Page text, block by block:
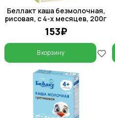
Беллакт каша безмолочная,
рисовая, с 4-х месяцев, 200г
153₽
В корзину